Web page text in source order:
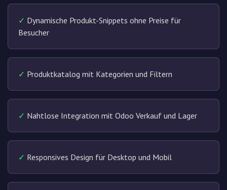
✓ Dynamische Produkt-Snippets ohne Preise für
Besucher
✓ Produktkatalog mit Kategorien und Filtern
✓ Nahtlose Integration mit Odoo Verkauf und Lager
✓ Responsives Design für Desktop und Mobil